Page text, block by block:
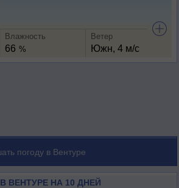
Влажность
66 %
Ветер
Южн, 4 м/с
погоду в Вентуре
ВЕНТУРЕ НА 10 ДНЕЙ